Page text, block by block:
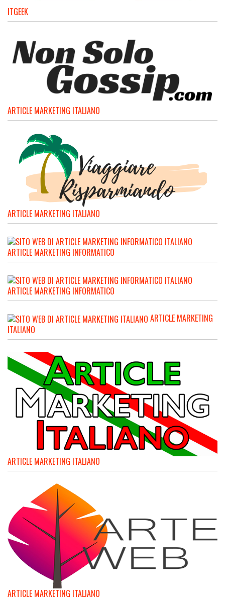
ITGEEK
ARTICLE MARKETING ITALIANO
ARTICLE MARKETING ITALIANO
ARTICLE MARKETING INFORMATICO
ARTICLE MARKETING INFORMATICO
ARTICLE MARKETING
ITALIANO
ARTICLE MARKETING ITALIANO
ARTICLE MARKETING ITALIANO